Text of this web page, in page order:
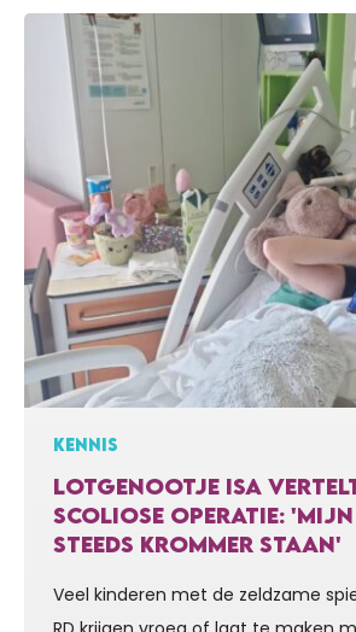
Voor Sara kan haar werk uitvoeren
hulp van vele vrijwilligers. We
extra…
KENNIS
LOTGENOOTJE ISA
SCOLIOSE OPERATIE:
STEEDS KROMMER STAAN'
Veel kinderen met de zeldzame